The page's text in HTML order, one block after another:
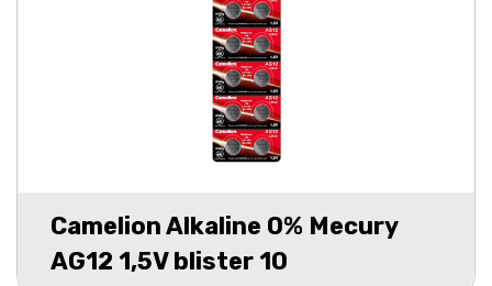
Camelion Alkaline 0% Mecury
AG12 1,5V blister 10